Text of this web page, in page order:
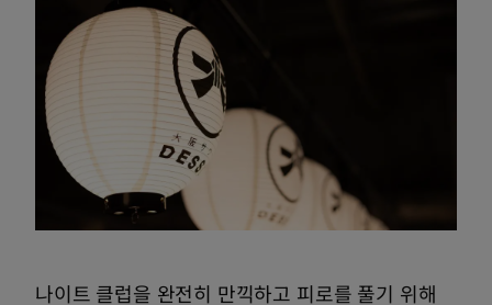
나이트 클럽을 완전히 만끽하고 피로를 풀기 위해